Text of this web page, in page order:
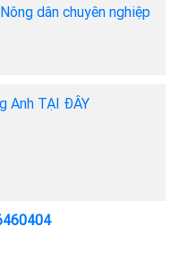
dân chuyên nghiệp
Anh TẠI ĐÂY